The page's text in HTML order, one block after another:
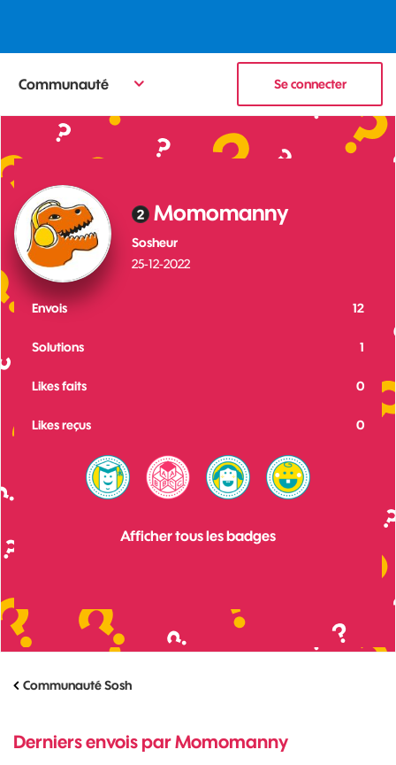
Communauté Se connecter
Momomanny
Sosheur
‎25-12-2022
12
Envois
1
Solutions
0
Likes faits
0
Likes reçus
Afficher tous les badges
Communauté Sosh
Derniers envois par Momomanny